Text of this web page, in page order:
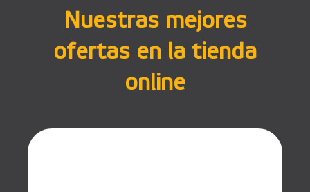
Nuestras mejores
ofertas en la tienda
online